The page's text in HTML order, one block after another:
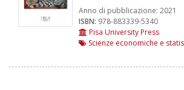
Anno di pubblicazione: 2021
ISBN: 978-883339-5340
Pisa University Press
Scienze economiche e